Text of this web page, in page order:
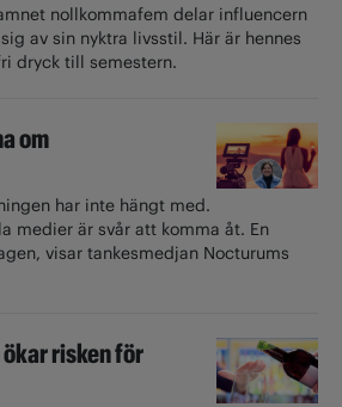
nollkommafem delar influencern
av sin nyktra livsstil. Här är hennes
dryck till semestern.
om
har inte hängt med.
medier är svår att komma åt. En
visar tankesmedjan Nocturums
ökar risken för